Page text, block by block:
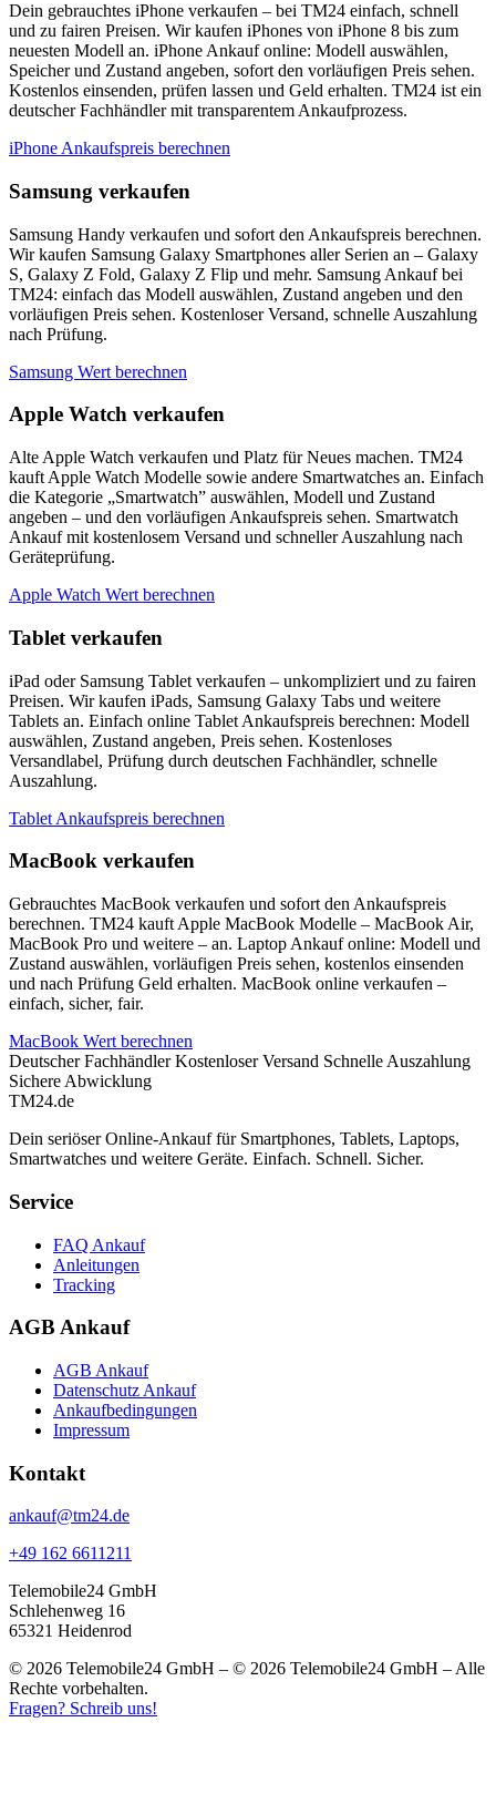
Dein gebrauchtes iPhone verkaufen – bei TM24 einfach, schnell
und zu fairen Preisen. Wir kaufen iPhones von iPhone 8 bis zum
neuesten Modell an. iPhone Ankauf online: Modell auswählen,
Speicher und Zustand angeben, sofort den vorläufigen Preis sehen.
Kostenlos einsenden, prüfen lassen und Geld erhalten. TM24 ist ein
deutscher Fachhändler mit transparentem Ankaufprozess.
iPhone Ankaufspreis berechnen
Samsung verkaufen
Samsung Handy verkaufen und sofort den Ankaufspreis berechnen.
Wir kaufen Samsung Galaxy Smartphones aller Serien an – Galaxy
S, Galaxy Z Fold, Galaxy Z Flip und mehr. Samsung Ankauf bei
TM24: einfach das Modell auswählen, Zustand angeben und den
vorläufigen Preis sehen. Kostenloser Versand, schnelle Auszahlung
nach Prüfung.
Samsung Wert berechnen
Apple Watch verkaufen
Alte Apple Watch verkaufen und Platz für Neues machen. TM24
kauft Apple Watch Modelle sowie andere Smartwatches an. Einfach
die Kategorie „Smartwatch” auswählen, Modell und Zustand
angeben – und den vorläufigen Ankaufspreis sehen. Smartwatch
Ankauf mit kostenlosem Versand und schneller Auszahlung nach
Geräteprüfung.
Apple Watch Wert berechnen
Tablet verkaufen
iPad oder Samsung Tablet verkaufen – unkompliziert und zu fairen
Preisen. Wir kaufen iPads, Samsung Galaxy Tabs und weitere
Tablets an. Einfach online Tablet Ankaufspreis berechnen: Modell
auswählen, Zustand angeben, Preis sehen. Kostenloses
Versandlabel, Prüfung durch deutschen Fachhändler, schnelle
Auszahlung.
Tablet Ankaufspreis berechnen
MacBook verkaufen
Gebrauchtes MacBook verkaufen und sofort den Ankaufspreis
berechnen. TM24 kauft Apple MacBook Modelle – MacBook Air,
MacBook Pro und weitere – an. Laptop Ankauf online: Modell und
Zustand auswählen, vorläufigen Preis sehen, kostenlos einsenden
und nach Prüfung Geld erhalten. MacBook online verkaufen –
einfach, sicher, fair.
MacBook Wert berechnen
Deutscher Fachhändler Kostenloser Versand Schnelle Auszahlung
Sichere Abwicklung
TM24.de
Dein seriöser Online-Ankauf für Smartphones, Tablets, Laptops,
Smartwatches und weitere Geräte. Einfach. Schnell. Sicher.
Service
FAQ Ankauf
Anleitungen
Tracking
AGB Ankauf
AGB Ankauf
Datenschutz Ankauf
Ankaufbedingungen
Impressum
Kontakt
ankauf@tm24.de
+49 162 6611211
Telemobile24 GmbH
Schlehenweg 16
65321 Heidenrod
© 2026 Telemobile24 GmbH – © 2026 Telemobile24 GmbH – Alle
Rechte vorbehalten.
Fragen? Schreib uns!